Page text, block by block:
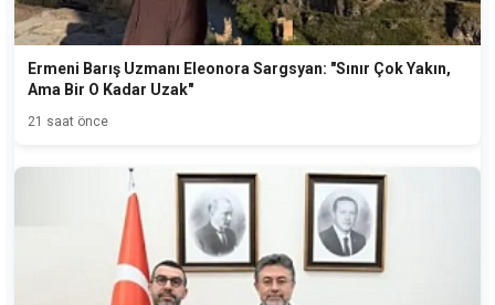
Ermeni Barış Uzmanı Eleonora Sargsyan: "Sınır Çok Yakın,
Ama Bir O Kadar Uzak"
21 saat önce